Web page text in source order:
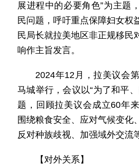
展进程中的必要角色”为主题
民问题，呼吁重点保障妇女权
民局长就拉美地区非正规移民
响作主旨发言。
2024年12月，拉美议会
马城举行，会议以“为了和平
题，回顾拉美议会成立60年
围绕粮食安全、应对气候变化
反对种族歧视、加强域外交流
【对外关系】